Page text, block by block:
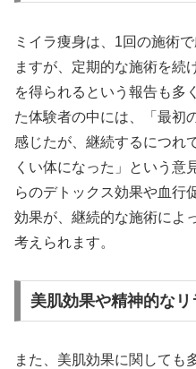
ミイラ痩身は、1回の施術
ますが、定期的な施術を続
を得られるという報告も多
た体験者の中には、「最初
感じたが、継続するにつれ
くい体になった」という意
らのデトックス効果や血行
効果が、継続的な施術によ
考えられます。
美肌効果や精神的な
また、美肌効果に関しても